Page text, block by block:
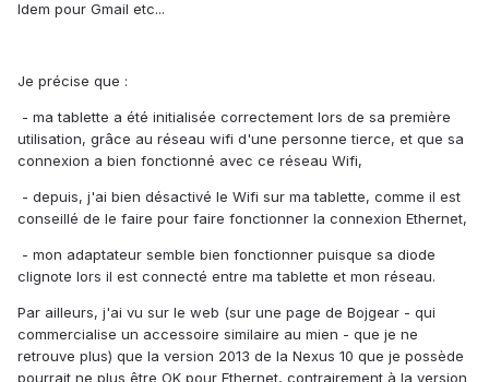
Idem pour Gmail etc...
Je précise que :
- ma tablette a été initialisée correctement lors de sa première
utilisation, grâce au réseau wifi d'une personne tierce, et que sa
connexion a bien fonctionné avec ce réseau Wifi,
- depuis, j'ai bien désactivé le Wifi sur ma tablette, comme il est
conseillé de le faire pour faire fonctionner la connexion Ethernet,
- mon adaptateur semble bien fonctionner puisque sa diode
clignote lors il est connecté entre ma tablette et mon réseau.
Par ailleurs, j'ai vu sur le web (sur une page de Bojgear - qui
commercialise un accessoire similaire au mien - que je ne
retrouve plus) que la version 2013 de la Nexus 10 que je possède
pourrait ne plus être OK pour Ethernet, contrairement à la version